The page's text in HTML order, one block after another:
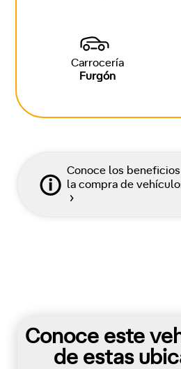
Carrocería
Furgón
Conoce los
la compra de
Conoce este
de estas